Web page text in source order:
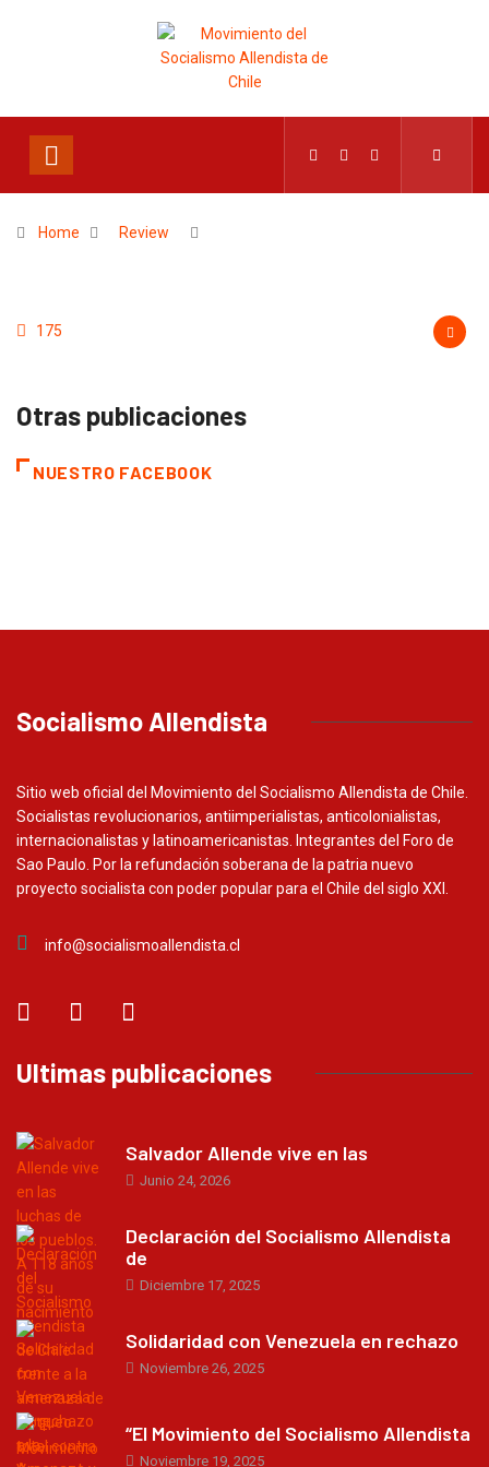
Home Review
175
Otras publicaciones
NUESTRO FACEBOOK
Socialismo Allendista
Sitio web oficial del Movimiento del Socialismo Allendista de Chile.
Socialistas revolucionarios, antiimperialistas, anticolonialistas,
internacionalistas y latinoamericanistas. Integrantes del Foro de
Sao Paulo. Por la refundación soberana de la patria nuevo
proyecto socialista con poder popular para el Chile del siglo XXI.
info@socialismoallendista.cl
Ultimas publicaciones
Salvador Allende vive en las
Junio 24, 2026
Declaración del Socialismo Allendista
de
Diciembre 17, 2025
Solidaridad con Venezuela en rechazo
Noviembre 26, 2025
“El Movimiento del Socialismo Allendista
Noviembre 19, 2025